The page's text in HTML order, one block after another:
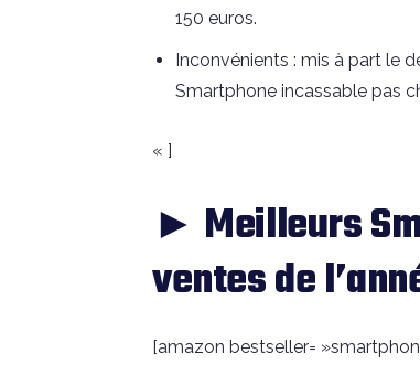
150 euros.
Inconvénients : mis à part le
Smartphone incassable pas
« ]
► Meilleurs
ventes de
[amazon bestseller=